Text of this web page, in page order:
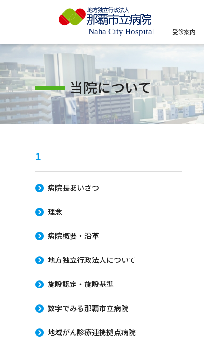
受診案内
当院について
1
病院長あいさつ
理念
病院概要・沿革
地方独立行政法人について
施設認定・施設基準
数字でみる那覇市立病院
地域がん診療連携拠点病院